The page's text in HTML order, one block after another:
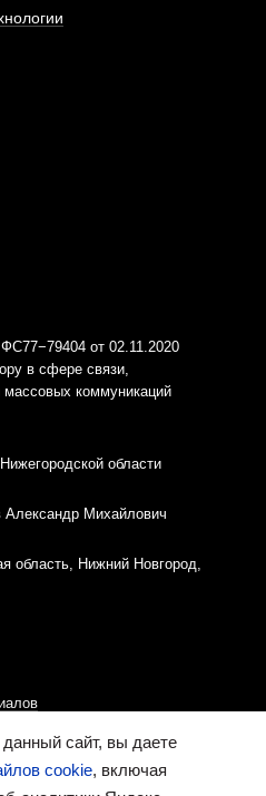
от 02.11.2020
в сфере связи,
коммуникаций
области
Михайлович
область, Нижний Новгород,
«cookies»-файлов
сайт, вы даете
cookie, включая